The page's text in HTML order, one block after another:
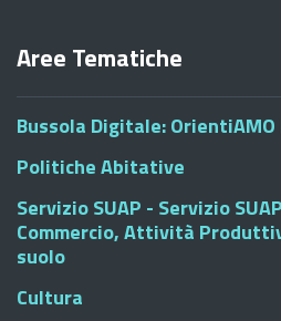
Aree Tematiche
Bussola Digitale: OrientiAMO
Politiche Abitative
Servizio SUAP - Servizio
Commercio, Attività
suolo
Cultura